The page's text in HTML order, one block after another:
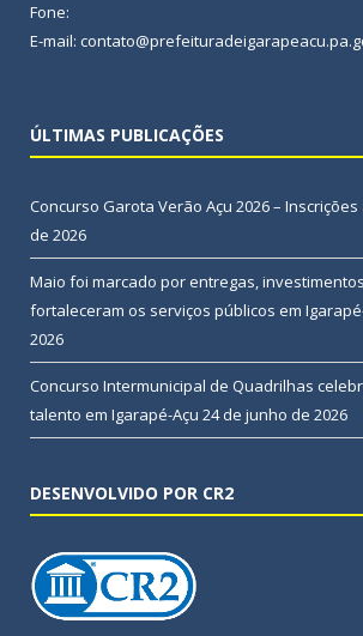
Fone:
E-mail:
ÚLTIMAS PUBLICAÇÕES
Concurso Garota Verão Açu 2026 –
de 2026
Maio foi marcado por entregas,
fortaleceram os serviços públicos em
2026
Concurso Intermunicipal de Quadrilhas
talento em Igarapé-Açu 24 de junho de 2026
DESENVOLVIDO POR CR2